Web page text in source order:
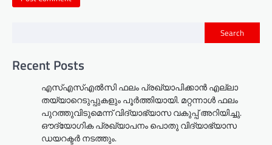
Search
Recent Posts
എസ്എസ്എൽസി ഫലം പ്രഖ്യാപിക്കാൻ എല്ലാ
തയ്യാറെടുപ്പുകളും പൂർത്തിയായി. മറ്റന്നാള്‍ ഫലം
പുറത്തുവിടുമെന്ന് വിദ്യാഭ്യാസ വകുപ്പ് അറിയിച്ചു.
ഔദ്യോഗിക പ്രഖ്യാപനം പൊതു വിദ്യാഭ്യാസ
ഡയറക്ടർ നടത്തും.